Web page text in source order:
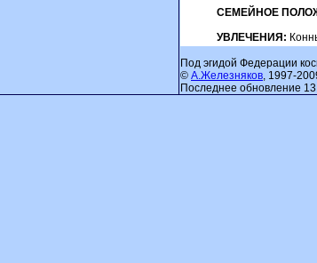
СЕМЕЙНОЕ
УВЛЕЧЕНИЯ:
Под эгидой Федерации
© А.Железняков, 1997-
Последнее обновление